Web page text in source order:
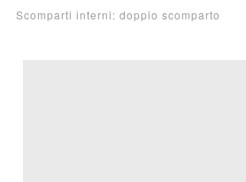
Scomparti interni: doppio scomparto